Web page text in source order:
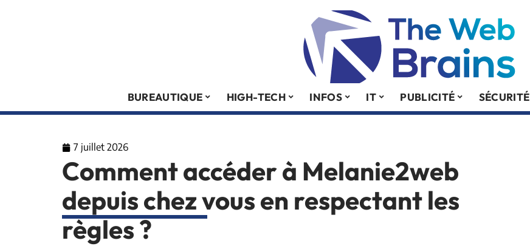
BUREAUTIQUE HIGH-TECH INFOS IT PUBLICITÉ SÉCURITÉ
7 juillet 2026
Comment accéder à Melanie2web
depuis chez vous en respectant les
règles ?